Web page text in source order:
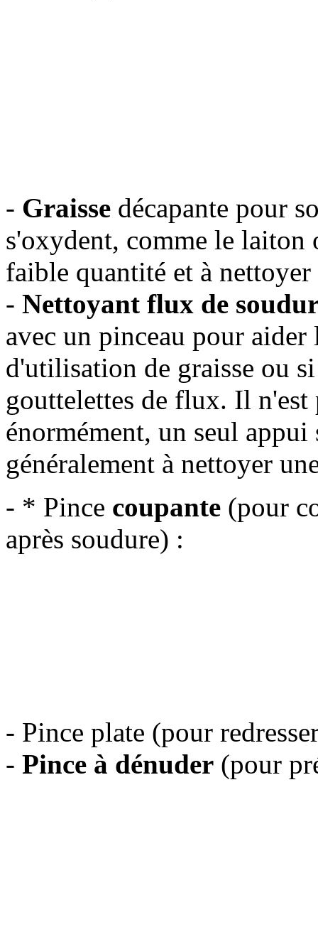
- Graisse décapante pour
s'oxydent, comme le laiton
faible quantité et à
- Nettoyant flux de
avec un pinceau pour
d'utilisation de graisse ou
gouttelettes de flux. Il n'est
énormément, un seul
généralement à nettoyer
- * Pince coupante (pour
après soudure) :
- Pince plate (pour
- Pince à dénuder (pour